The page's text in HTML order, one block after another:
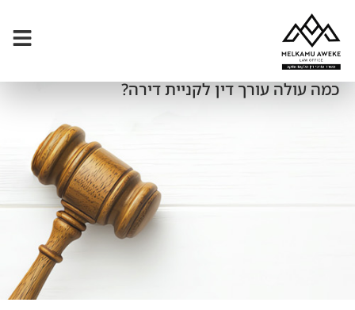
כמה עולה עורך דין לקניית דירה?